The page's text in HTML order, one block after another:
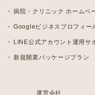
病院・クリニック ホームペ
Googleビジネスプロフィー
LINE公式アカウント運用サ
新規開業パッケージプラン
運営会社